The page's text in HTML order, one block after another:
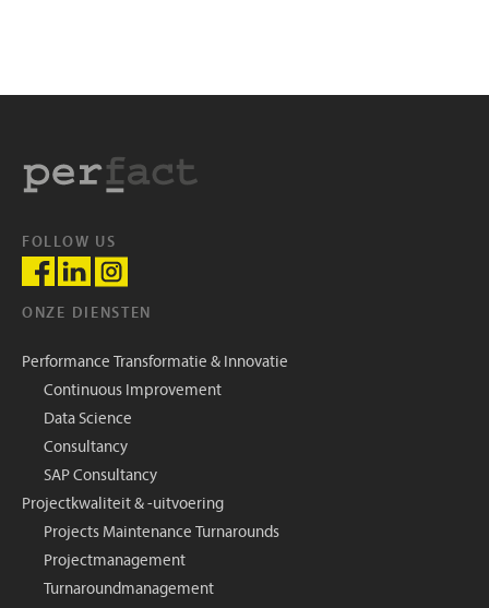
FOLLOW US
ONZE DIENSTEN
Performance Transformatie & Innovatie
Continuous Improvement
Data Science
Consultancy
SAP Consultancy
Projectkwaliteit & -uitvoering
Projects Maintenance Turnarounds
Projectmanagement
Turnaroundmanagement